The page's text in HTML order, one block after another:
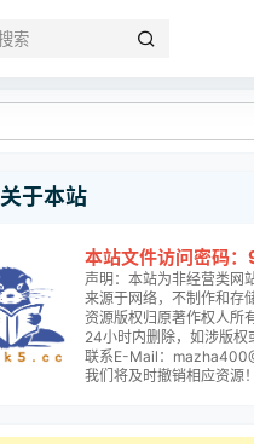
关于本站
本站文件访问密码
声明：本站为非经营类网
来源于网络，不制作和存
资源版权归原著作权人所
24小时内删除，如涉版权
联系E-Mail：
我们将及时撤销相应资源！